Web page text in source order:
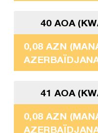
40 AOA
0,08 AZN
41 AOA
0,08 AZN